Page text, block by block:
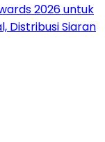
2026 untuk
Distribusi Siaran